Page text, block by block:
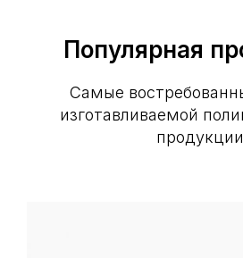
Популярная
Самые
изготавливаемой
продукции